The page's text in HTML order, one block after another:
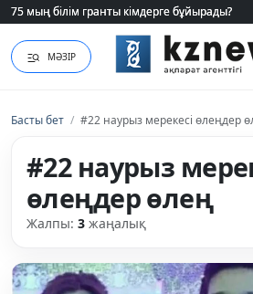
75 мың білім гранты кімдерге бұйырады?
75 мың білім гранты кімдерге бұйырады?
МӘЗІР
Басты бет / #22 наурыз мерекесі өлеңдер
#22 наурыз
өлеңдер өлең
Жалпы: 3 жаңалық